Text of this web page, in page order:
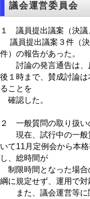
議会運営委員会
１ 議員提出議案（決議
議員提出議案３件（決
件）の報告があった。
討論の発言通告は、
後１時まで、賛成討論
ることを
確認した。
２ 一般質問の取り扱い
現在、試行中の一般
いて11月定例会から本
し、総時間が
制限時間となった場合
綱に規定せず、運用で対
また、議会運営等に